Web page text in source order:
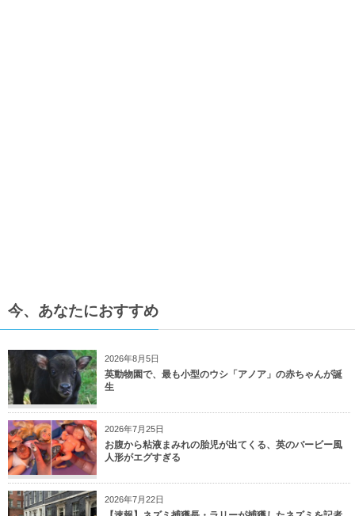
今、あなたにおすすめ
2026年8月5日
英動物園で、最も小型のウシ「アノア」の赤ちゃんが誕
生
2026年7月25日
お腹から粘液まみれの胎児が出てくる、英のバービー風
人形がエグすぎる
2026年7月22日